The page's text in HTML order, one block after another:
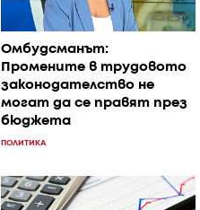
Омбудсманът:
Промените в трудовото
законодателство не
могат да се правят през
бюджета
ПОЛИТИКА